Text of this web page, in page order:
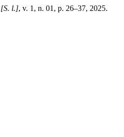
[S. l.], v. 1, n. 01, p. 26–37, 2025.